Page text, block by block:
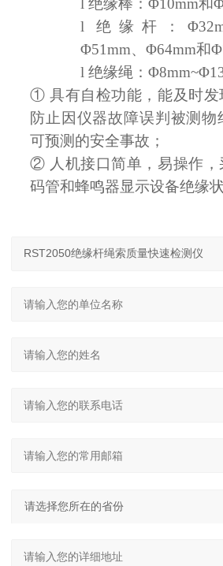
l 绝缘棒： Φ10mm和
l 绝缘杆： Φ32
Φ51mm、 Φ64mm和Φ
l 绝缘绳： Φ8mm~Φ1
①具有自检功能，能及时发
防止因仪器故障误判被测
可预测的安全事故；
② 人机接口简单，易操作
码管和蜂鸣器显示设备绝缘